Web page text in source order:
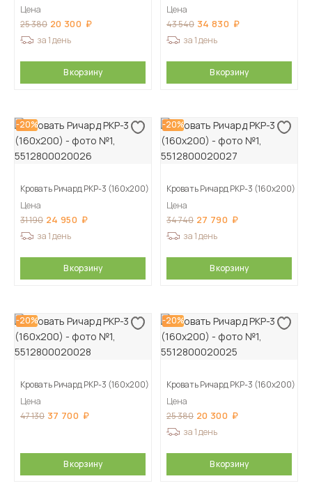
Цена
25 380 20 300
за 1 день
В корзину
Цена
43 540 34 830
за 1 день
В корзину
-20%
Кровать Ричард РКР-3 (160х200)
Цена
31 190 24 950
за 1 день
В корзину
-20%
Кровать Ричард РКР-3 (160х200)
Цена
34 740 27 790
за 1 день
В корзину
-20%
Кровать Ричард РКР-3 (160х200)
Цена
47 130 37 700
В корзину
-20%
Кровать Ричард РКР-3 (160х200)
Цена
25 380 20 300
за 1 день
В корзину